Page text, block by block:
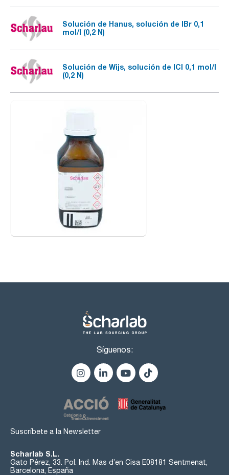
Solución de Hanus, solución de IBr 0,1
mol/l (0,2 N)
Solución de Wijs, solución de ICl 0,1 mol/l
(0,2 N)
Síguenos:
Suscríbete a la Newsletter
Scharlab S.L.
Gato Pérez, 33. Pol. Ind. Mas d’en Cisa E08181 Sentmenat,
Barcelona, España